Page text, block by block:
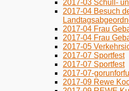
2017-03 Schull-
2017-04 Besuch
2017-04 Frau
2017-04 Frau
2017-05
2017-07 Sportfest
2017-07 Sportfest
2017-07-
2017-09 Rewe